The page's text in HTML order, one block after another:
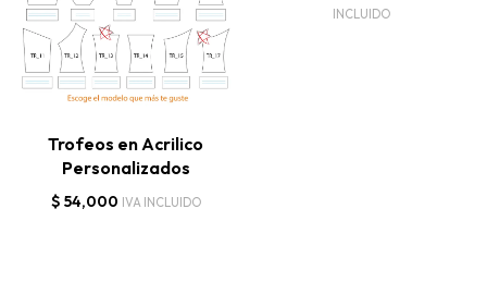
Trofeos en Acrilico
Personalizados
$ 54,000 IVA INCLUIDO
INCLUIDO